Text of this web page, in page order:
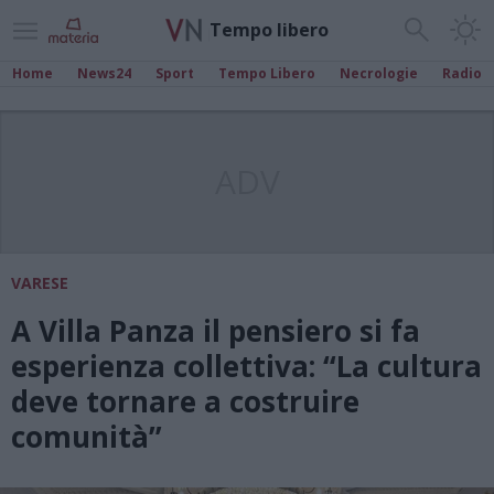
Tempo libero
Home News24 Sport Tempo Libero Necrologie Radio
VARESE
A Villa Panza il pensiero si fa
esperienza collettiva: “La cultura
deve tornare a costruire
comunità”